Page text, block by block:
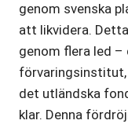
genom svenska
att likvidera.
genom flera led
förvaringsinstitut,
det utländska
klar. Denna